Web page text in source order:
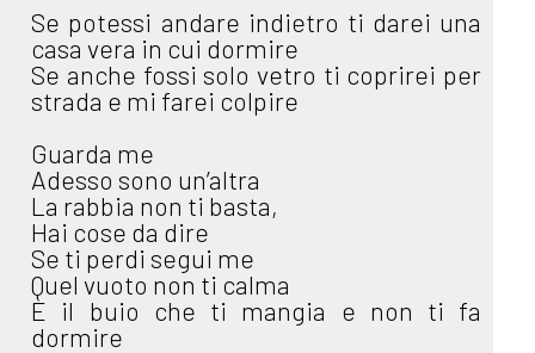
Se potessi andare indietro ti darei una
casa vera in cui dormire
Se anche fossi solo vetro ti coprirei per
strada e mi farei colpire
Guarda me
Adesso sono un’altra
La rabbia non ti basta,
Hai cose da dire
Se ti perdi segui me
Quel vuoto non ti calma
È il buio che ti mangia e non ti fa
dormire